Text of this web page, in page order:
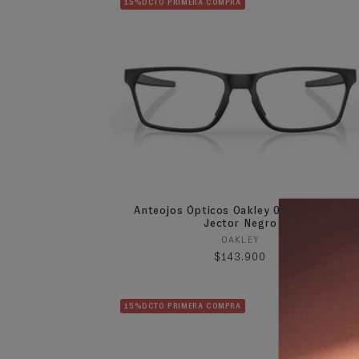
15%DCTO PRIMERA COMPRA
Anteojos Ópticos Oakley 0OX8032 Hex
Jector Negro
Proveedor:
OAKLEY
Precio habitual
$143.900
15%DCTO PRIMERA COMPRA